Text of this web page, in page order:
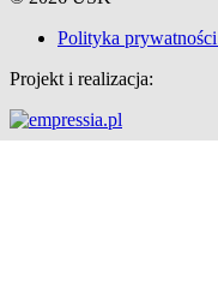
Polityka
Projekt i realizacja: